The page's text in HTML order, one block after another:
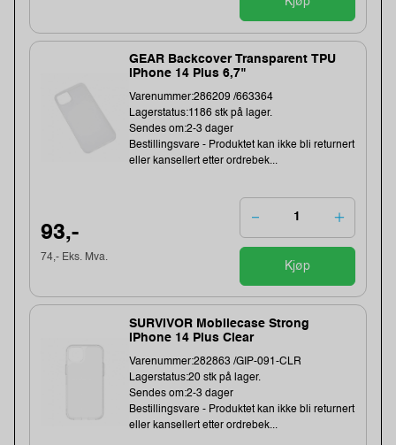
GEAR Backcover Transparent TPU
iPhone 14 Plus 6,7"
Varenummer:286209 /663364
Lagerstatus:1186 stk på lager.
Sendes om:2-3 dager
Bestillingsvare - Produktet kan ikke bli returnert
eller kansellert etter ordrebek...
93,-
74,- Eks. Mva.
Kjøp
SURVIVOR Mobilecase Strong
iPhone 14 Plus Clear
Varenummer:282863 /GIP-091-CLR
Lagerstatus:20 stk på lager.
Sendes om:2-3 dager
Bestillingsvare - Produktet kan ikke bli returnert
eller kansellert etter ordrebek...